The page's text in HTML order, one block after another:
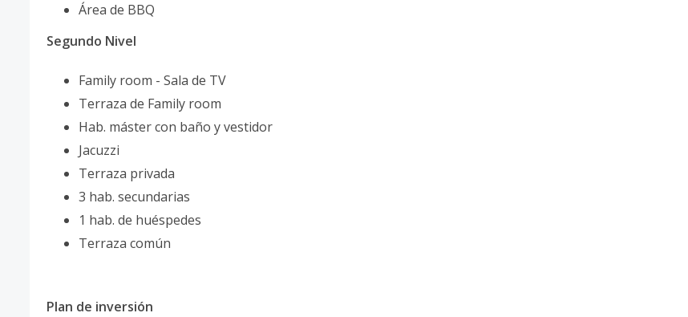
Área de BBQ
Segundo Nivel
Family room - Sala de TV
Terraza de Family room
Hab. máster con baño y vestidor
Jacuzzi
Terraza privada
3 hab. secundarias
1 hab. de huéspedes
Terraza común
Plan de inversión